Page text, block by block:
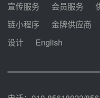
甘
瓜
发
宣传服务 会员服务
链小程序
金牌供应商
设计
English